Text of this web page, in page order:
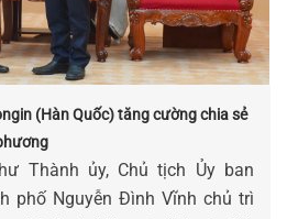
(Hàn Quốc) tăng cường chia sẻ
Thành ủy, Chủ tịch Ủy ban
phố Nguyễn Đình Vĩnh chủ trì